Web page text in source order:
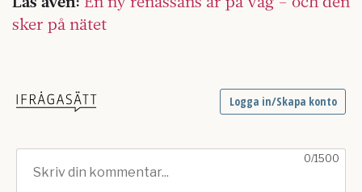
sker på nätet